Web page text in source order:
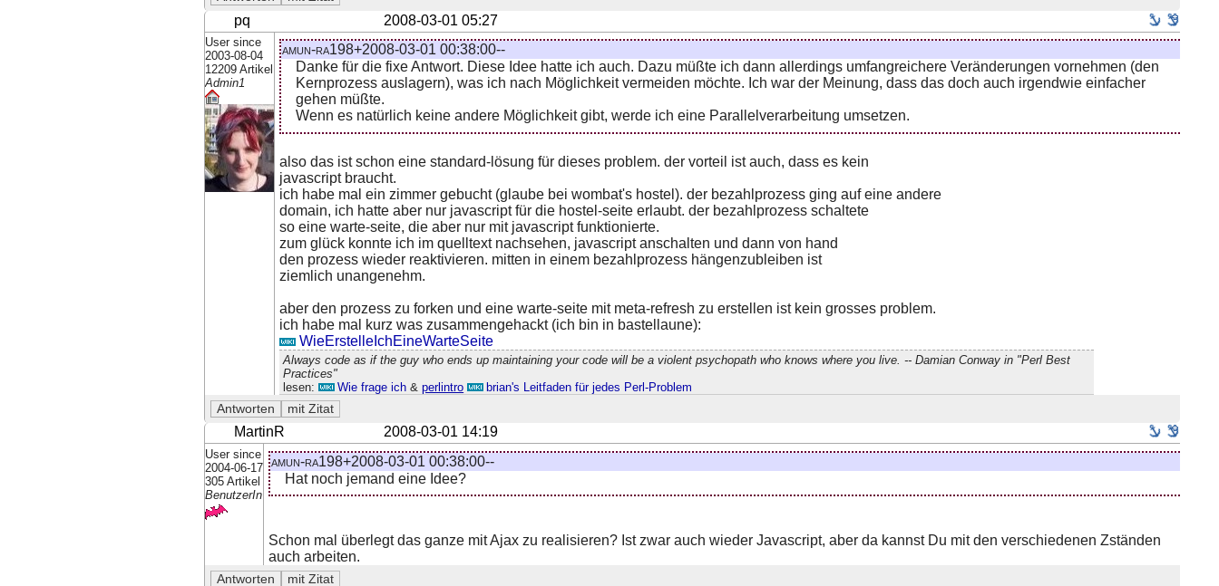
pq 2008-03-01 05:27
User since
2003-08-04
12209 Artikel
Admin1
amun-ra198+2008-03-01 00:38:00--
Danke für die fixe Antwort. Diese Idee hatte ich auch. Dazu müßte ich dann allerdings umfangreichere Veränderungen vornehmen (den
Kernprozess auslagern), was ich nach Möglichkeit vermeiden möchte. Ich war der Meinung, dass das doch auch irgendwie einfacher
gehen müßte.
Wenn es natürlich keine andere Möglichkeit gibt, werde ich eine Parallelverarbeitung umsetzen.
also das ist schon eine standard-lösung für dieses problem. der vorteil ist auch, dass es kein
javascript braucht.
ich habe mal ein zimmer gebucht (glaube bei wombat's hostel). der bezahlprozess ging auf eine andere
domain, ich hatte aber nur javascript für die hostel-seite erlaubt. der bezahlprozess schaltete
so eine warte-seite, die aber nur mit javascript funktionierte.
zum glück konnte ich im quelltext nachsehen, javascript anschalten und dann von hand
den prozess wieder reaktivieren. mitten in einem bezahlprozess hängenzubleiben ist
ziemlich unangenehm.
aber den prozess zu forken und eine warte-seite mit meta-refresh zu erstellen ist kein grosses problem.
ich habe mal kurz was zusammengehackt (ich bin in bastellaune):
WieErstelleIchEineWarteSeite
Always code as if the guy who ends up maintaining your code will be a violent psychopath who knows where you live. -- Damian Conway in "Perl Best
Practices"
lesen:
Wie frage ich &perlintro brian's Leitfaden für jedes Perl-Problem
MartinR 2008-03-01 14:19
User since
2004-06-17
305 Artikel
BenutzerIn
amun-ra198+2008-03-01 00:38:00--
Hat noch jemand eine Idee?
Schon mal überlegt das ganze mit Ajax zu realisieren? Ist zwar auch wieder Javascript, aber da kannst Du mit den verschiedenen Zständen
auch arbeiten.